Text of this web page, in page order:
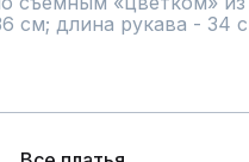
см; длина рукава - 34